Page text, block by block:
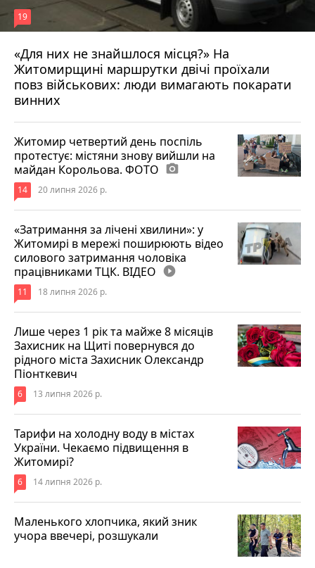
«Для них не знайшлося місця?» На
Житомирщині маршрутки двічі проїхали
повз військових: люди вимагають покарати
винних
19
17 липня 2026 р.
Житомир четвертий день поспіль
протестує: містяни знову вийшли на
майдан Корольова. ФОТО photo_camera
14 20 липня 2026 р.
«Затримання за лічені хвилини»: у
Житомирі в мережі поширюють відео
силового затримання чоловіка
працівниками ТЦК. ВІДЕО play_circle_filled
11 18 липня 2026 р.
Лише через 1 рік та майже 8 місяців
Захисник на Щиті повернувся до
рідного міста Захисник Олександр
Піонткевич
6 13 липня 2026 р.
Тарифи на холодну воду в містах
України. Чекаємо підвищення в
Житомирі?
6 14 липня 2026 р.
Маленького хлопчика, який зник
учора ввечері, розшукали